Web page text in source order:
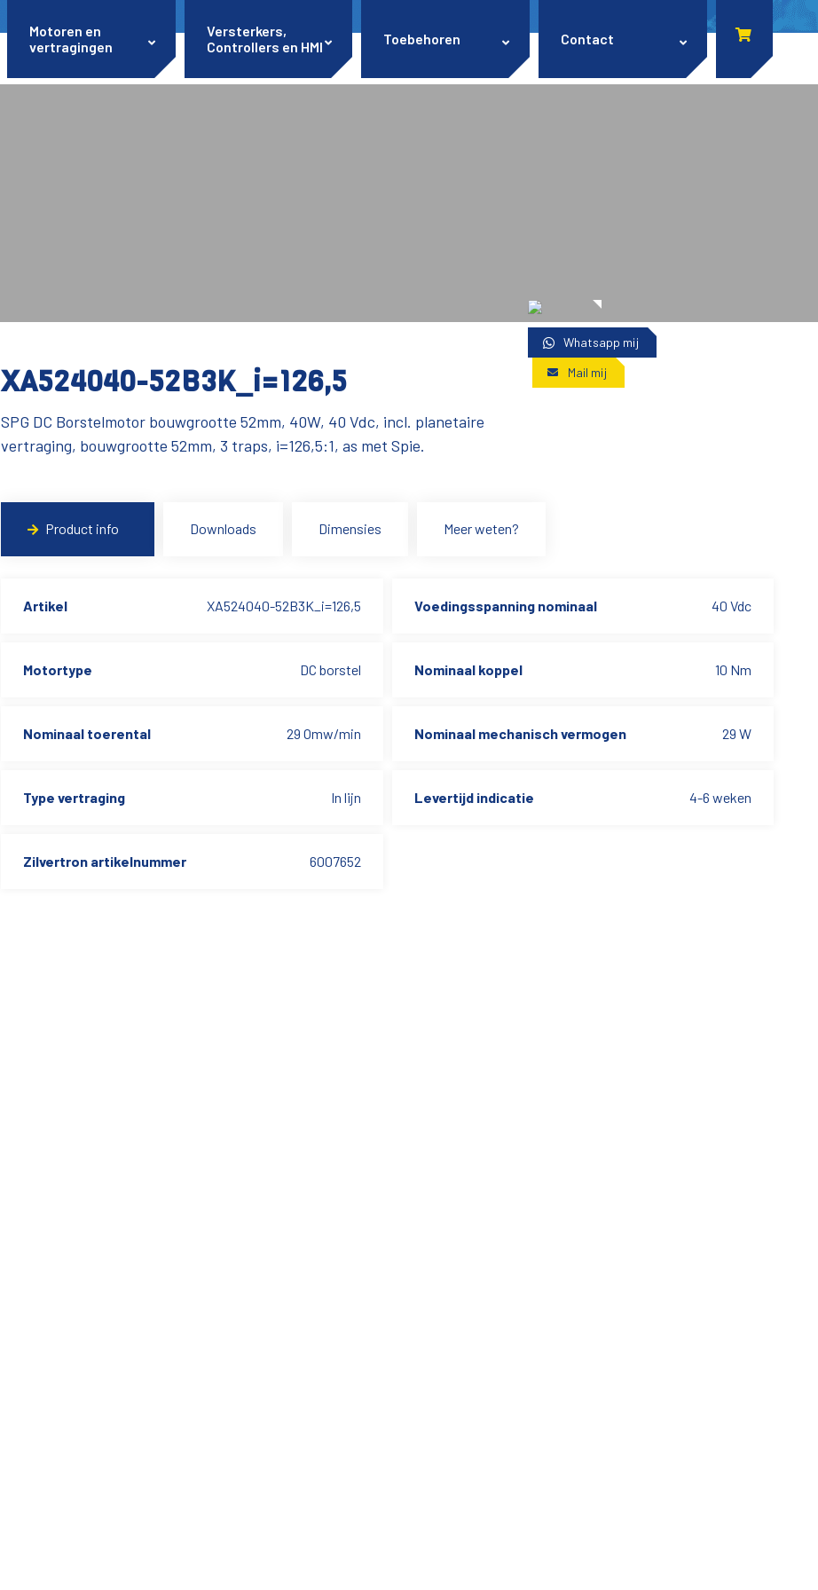
Motoren en
vertragingen
Versterkers,
Controllers en HMI
Toebehoren Contact
Whatsapp mij
Mail mij
XA524040-52B3K_i=126,5
SPG DC Borstelmotor bouwgrootte 52mm, 40W, 40 Vdc, incl. planetaire
vertraging, bouwgrootte 52mm, 3 traps, i=126,5:1, as met Spie.
Product info Downloads Dimensies Meer weten?
Artikel XA524040-52B3K_i=126,5 Voedingsspanning nominaal 40 Vdc
Motortype DC borstel Nominaal koppel 10 Nm
Nominaal toerental 29 Omw/min Nominaal mechanisch vermogen 29 W
Type vertraging In lijn Levertijd indicatie 4-6 weken
Zilvertron artikelnummer 6007652